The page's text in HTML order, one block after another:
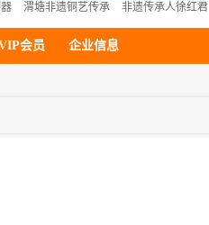
渭塘非遗铜艺传承 非遗传承人徐红君
会员 企业信息